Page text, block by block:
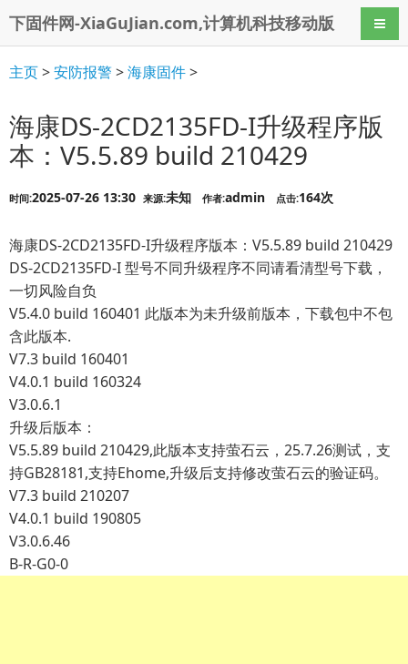
下固件网-XiaGuJian.com,计算机科技移动版 导航
主页>安防报警>海康固件>
海康DS-2CD2135FD-I升级程序版
本：V5.5.89 build 210429
时间:2025-07-26 13:30 来源:未知 作者:admin 点击:164次
海康DS-2CD2135FD-I升级程序版本：V5.5.89 build 210429
DS-2CD2135FD-I 型号不同升级程序不同请看清型号下载，
一切风险自负
V5.4.0 build 160401 此版本为未升级前版本，下载包中不包
含此版本.
V7.3 build 160401
V4.0.1 build 160324
V3.0.6.1
升级后版本：
V5.5.89 build 210429,此版本支持萤石云，25.7.26测试，支
持GB28181,支持Ehome,升级后支持修改萤石云的验证码。
V7.3 build 210207
V4.0.1 build 190805
V3.0.6.46
B-R-G0-0